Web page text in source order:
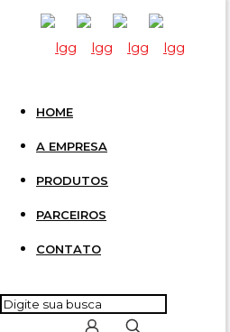
HOME
A EMPRESA
PRODUTOS
PARCEIROS
CONTATO